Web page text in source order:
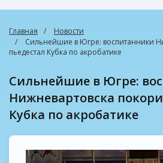
Главная
Новости
Сильнейшие в Югре: воспитанники
пьедестал Кубка по акробатике
Сильнейшие в Югре: воспитанники
Нижневартовска
Кубка по акробатике